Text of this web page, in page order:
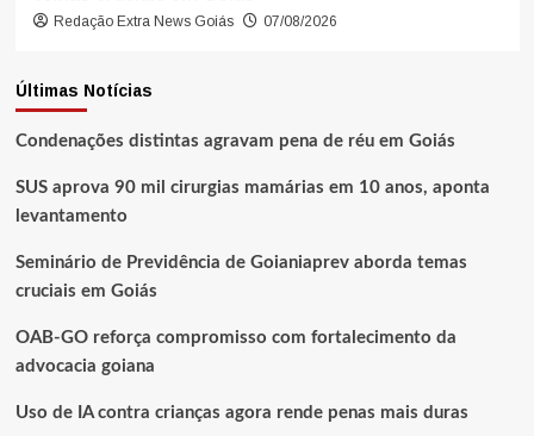
Redação Extra News Goiás 07/08/2026
Últimas Notícias
Condenações distintas agravam pena de réu em Goiás
SUS aprova 90 mil cirurgias mamárias em 10 anos, aponta
levantamento
Seminário de Previdência de Goianiaprev aborda temas
cruciais em Goiás
OAB-GO reforça compromisso com fortalecimento da
advocacia goiana
Uso de IA contra crianças agora rende penas mais duras